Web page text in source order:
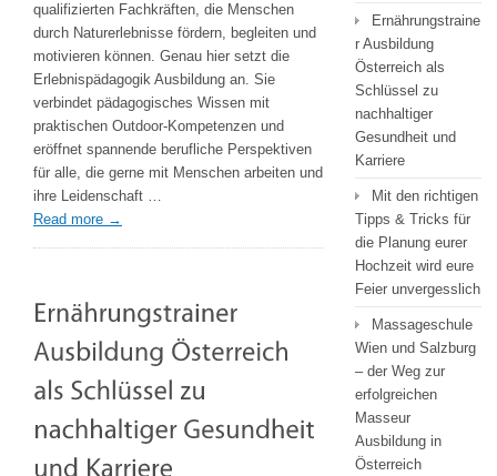
Sinn,
Natur
qualifizierten Fachkräften, die Menschen
durch Naturerlebnisse fördern, begleiten und
motivieren können. Genau hier setzt die
Erlebnispädagogik Ausbildung an. Sie
verbindet pädagogisches Wissen mit
praktischen Outdoor-Kompetenzen und
eröffnet spannende berufliche Perspektiven
für alle, die gerne mit Menschen arbeiten und
ihre Leidenschaft …
Read more →
Ernährungstraine
r Ausbildung
Österreich als
Schlüssel zu
nachhaltiger
Gesundheit und
Karriere
Mit den richtigen
Tipps & Tricks für
die Planung eurer
Hochzeit wird eure
Feier unvergesslich
Massageschule
Wien und Salzburg
– der Weg zur
erfolgreichen
Masseur
Ausbildung in
Österreich